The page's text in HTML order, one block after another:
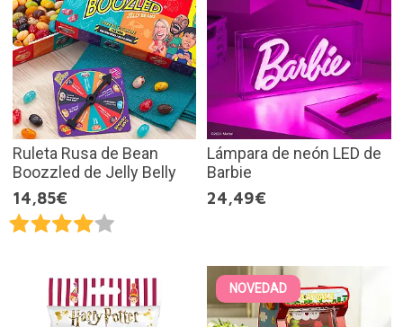
Ruleta Rusa de Bean
Boozzled de Jelly Belly
14,85€
Lámpara de neón LED de
Barbie
24,49€
NOVEDAD